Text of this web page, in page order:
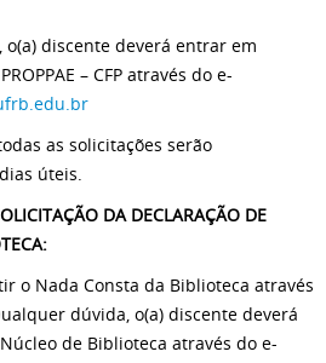
o(a) discente deverá entrar em
– CFP através do e-
as solicitações serão
úteis.
DA DECLARAÇÃO DE
o Nada Consta da Biblioteca através
dúvida, o(a) discente deverá
de Biblioteca através do e-